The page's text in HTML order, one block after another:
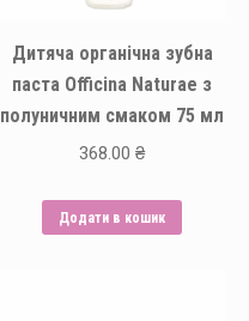
Дитяча органічна зубна
паста Officina Naturae з
полуничним смаком 75 мл
368.00 ₴
Додати в кошик